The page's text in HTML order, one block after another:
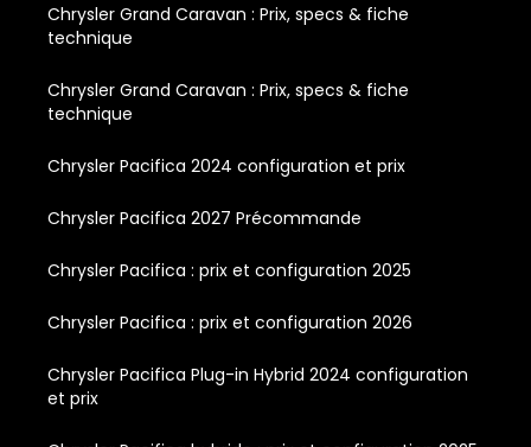
Chrysler Grand Caravan : Prix, specs & fiche
technique
Chrysler Grand Caravan : Prix, specs & fiche
technique
Chrysler Pacifica 2024 configuration et prix
Chrysler Pacifica 2027 Précommande
Chrysler Pacifica : prix et configuration 2025
Chrysler Pacifica : prix et configuration 2026
Chrysler Pacifica Plug-in Hybrid 2024 configuration
et prix